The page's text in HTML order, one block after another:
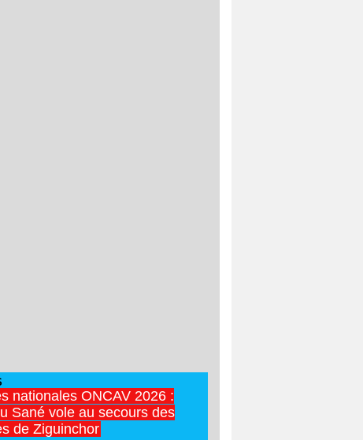
nationales ONCAV 2026 :
Sané vole au secours des
de Ziguinchor